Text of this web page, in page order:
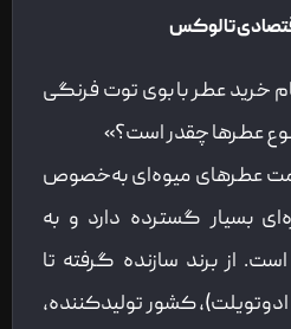
تا لوکس
خرید عطر با بوی توت فرنگی
عطرها چقدر است؟»
عطرهای میوه‌ای به‌خصوص
بسیار گسترده دارد و به
از برند سازنده گرفته تا
کشور تولیدکننده،